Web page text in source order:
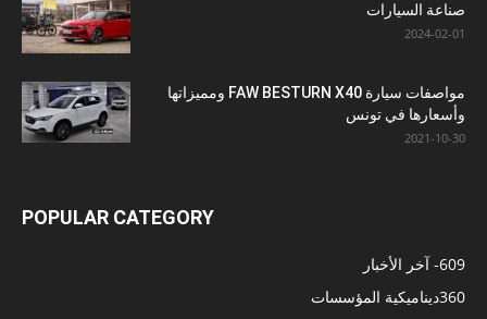
صناعة السيارات
2024-02-01
مواصفات سيارة FAW BESTURN X40 ومميزاتها
وأسعارها في تونس
2021-10-30
POPULAR CATEGORY
- آخر الأخبار609
ديناميكية المؤسسات360